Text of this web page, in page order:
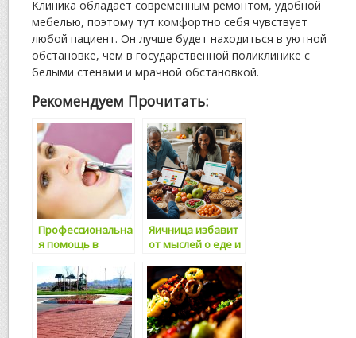
Клиника обладает современным ремонтом, удобной
мебелью, поэтому тут комфортно себя чувствует
любой пациент. Он лучше будет находиться в уютной
обстановке, чем в государственной поликлинике с
белыми стенами и мрачной обстановкой.
Рекомендуем Прочитать:
Профессиональна
я помощь в
стоматологическо
й клинике»
Яичница избавит
от мыслей о еде и
контролировать
вес